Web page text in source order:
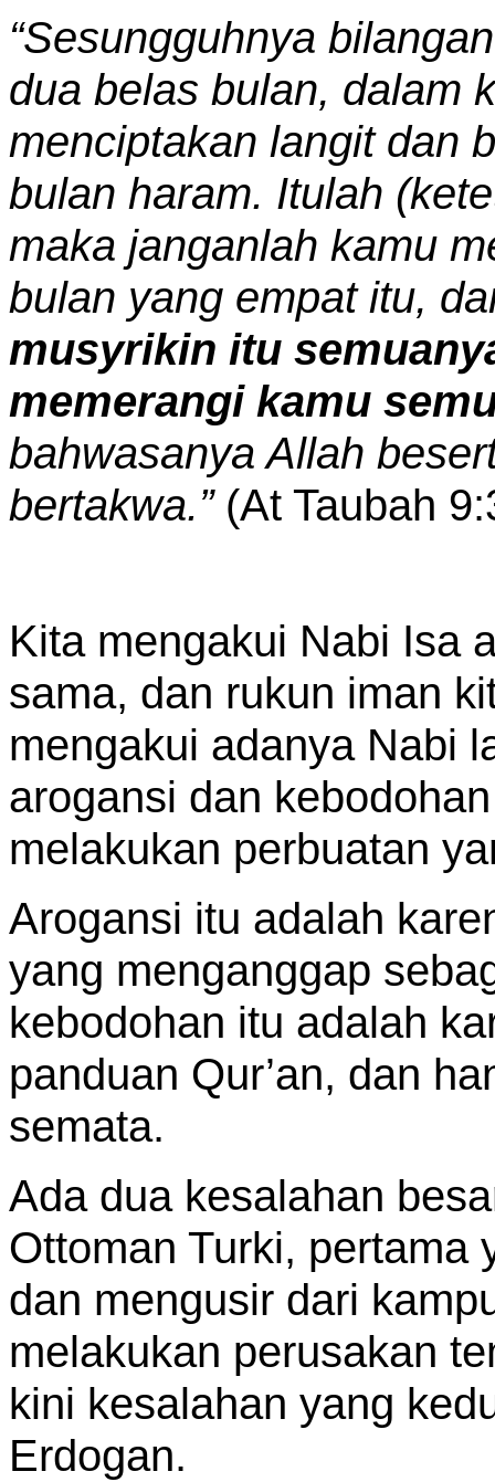
“Sesungguhnya
dua belas bulan, dalam
menciptakan langit dan
bulan haram. Itulah
maka janganlah kamu
bulan yang empat itu,
musyrikin itu
memerangi kamu
bahwasanya Allah
bertakwa.”(At Taubah
Kita mengakui Nabi Isa
sama, dan rukun iman
mengakui adanya Nabi
arogansi dan
melakukan perbuatan
Arogansi itu adalah
yang menganggap
kebodohan itu adalah
panduan Qur’an, dan
semata.
Ada dua kesalahan
Ottoman Turki, pertama
dan mengusir dari
melakukan perusakan
kini kesalahan yang
Erdogan.